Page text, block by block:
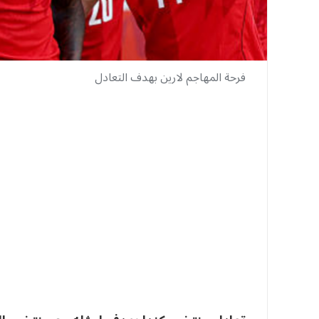
فرحة المهاجم لارين بهدف التعادل